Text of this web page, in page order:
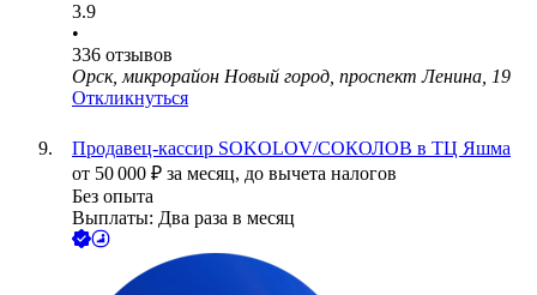
3.9
•
336 отзывов
Орск, микрорайон Новый город, проспект Ленина, 19
Откликнуться
Продавец-кассир SOKOLOV/СОКОЛОВ в ТЦ Яшма
от 50 000 ₽ за месяц, до вычета налогов
Без опыта
Выплаты: Два раза в месяц